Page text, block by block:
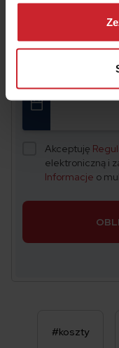
Dowiedz się więcej
można się z nami
przetwarzamy
Numer
Data
Akceptuję
elektroniczną i
Informacje o
#koszty